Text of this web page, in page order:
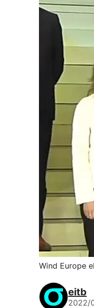
Wind Europe
eitb
2022/